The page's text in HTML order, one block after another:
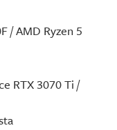
/ AMD Ryzen 5
RTX 3070 Ti /